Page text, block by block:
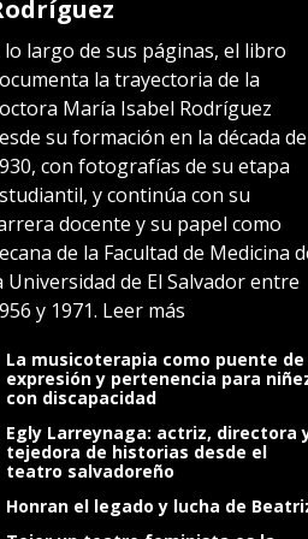
lo largo de sus páginas, el libro
la trayectoria de la
María Isabel Rodríguez
su formación en la década de
con fotografías de su etapa
y continúa con su
docente y su papel como
de la Facultad de Medicina
Universidad de El Salvador entre
y 1971. Leer más
La musicoterapia como puente de
expresión y pertenencia para
con discapacidad
Egly Larreynaga: actriz, directora
tejedora de historias desde el
teatro salvadoreño
Honran el legado y lucha de